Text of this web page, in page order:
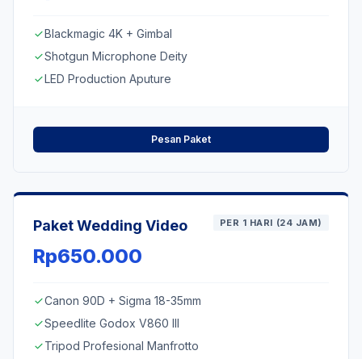
checkBlackmagic 4K + Gimbal
checkShotgun Microphone Deity
checkLED Production Aputure
Pesan Paket
Paket Wedding Video PER 1 HARI (24 JAM)
Rp650.000
checkCanon 90D + Sigma 18-35mm
checkSpeedlite Godox V860 III
checkTripod Profesional Manfrotto